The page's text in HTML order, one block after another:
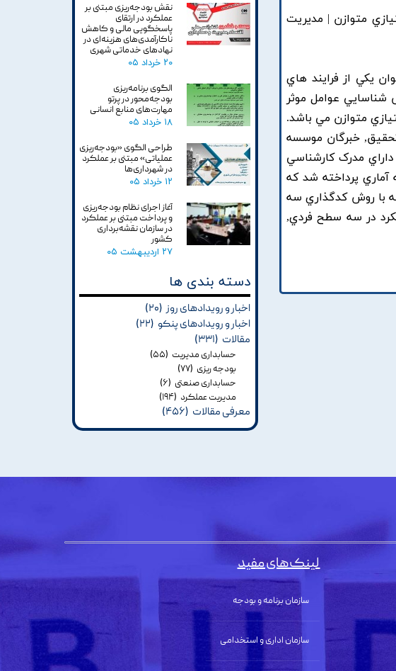
متوازن | مديريت
يکي از فرايند هاي
عوامل موثر
متوازن مي باشد.
خبرگان موسسه
آموزش بوده و داراي مدرک کارشناسي
آماري پرداخته شد که
با روش کدگذاري سه
مديريت عملکرد در سه سطح فردي,
نقش بودجه‌ریزی مبتنی بر
عملکرد در ارتقای
پاسخگویی مالی و کاهش
ناکارآمدی‌های هزینه‌ای در
نهادهای خدماتی شهری
۲۰ خرداد ۰۵
الگوی برنامه‌ریزی
بودجه‌محور در پرتو
مهارت‌های منابع انسانی
۱۸ خرداد ۰۵
طراحی الگوی «بودجه‌ریزی
عملیاتی» مبتنی بر عملکرد
در شهرداری‌ها
۱۲ خرداد ۰۵
آغاز اجرای نظام بودجه‌ریزی
و پرداخت مبتنی بر عملکرد
در سازمان نقشه‌برداری
کشور
۲۷ اردیبهشت ۰۵
دسته بندی ها
اخبار و رویدادهای روز (۲۰)
اخبار و رویدادهای پنکو (۲۲)
مقالات (۳۳۱)
حسابداری مدیریت (۵۵)
بودجه ریزی (۷۷)
حسابداری صنعتی (۶)
مدیریت عملکرد (۱۹۴)
معرفی مقالات (۴۵۶)
لینک‌های مفید
سازمان برنامه و بودجه
سازمان اداری و استخدامی